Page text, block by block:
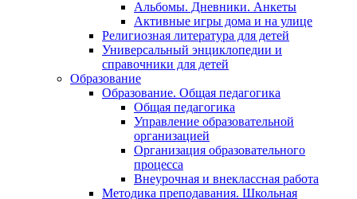
Альбомы. Дневники. Анкеты
Активные игры дома и на улице
Религиозная литература для детей
Универсальный энциклопедии и
справочники для детей
Образование
Образование. Общая педагогика
Общая педагогика
Управление образовательной
организацией
Организация образовательного
процесса
Внеурочная и внеклассная работа
Методика преподавания. Школьная